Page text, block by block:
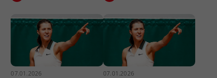
07.01.2026 07.01.2026